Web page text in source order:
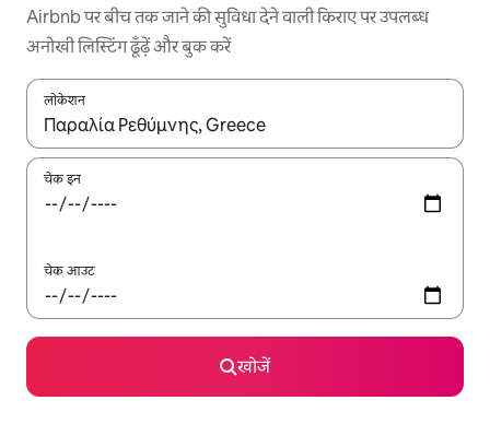
Airbnb पर बीच तक जाने की सुविधा देने वाली किराए पर उपलब्ध
अनोखी लिस्टिंग ढूँढ़ें और बुक करें
लोकेशन
नतीजों के उपलब्ध होने पर, अप और डाउन 'ऐरो की' का इस्तेमाल करके नेविगेट
चेक इन
चेक आउट
खोजें